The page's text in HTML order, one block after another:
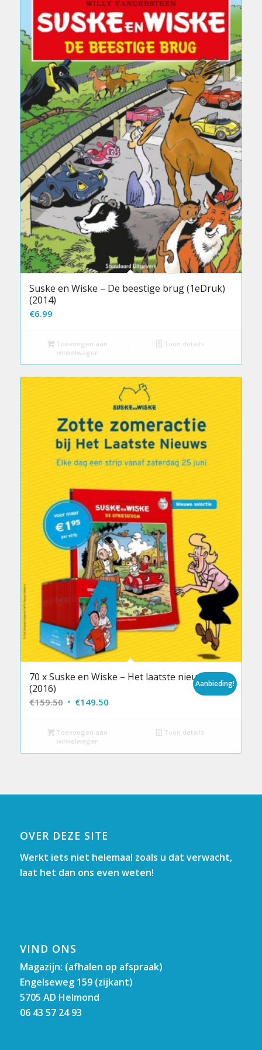
Suske en Wiske – De beestige brug (1eDruk)
(2014)
€6.99
Toevoegen aan
winkelwagen
Toon details
70 x Suske en Wiske – Het laatste nieuws
(2016)
€159.50 Oorspronkelijke
was:
€159.50.
€149.50Huidige
Aanbieding!
Toevoegen aan
winkelwagen
Toon details
OVER DEZE SITE
Werkt iets niet helemaal zoals u dat verwacht,
laat het dan ons even weten!
VIND ONS
Magazijn: (afhalen op afspraak)
Engelseweg 159 (zijkant)
5705 AD Helmond
06 43 57 24 93